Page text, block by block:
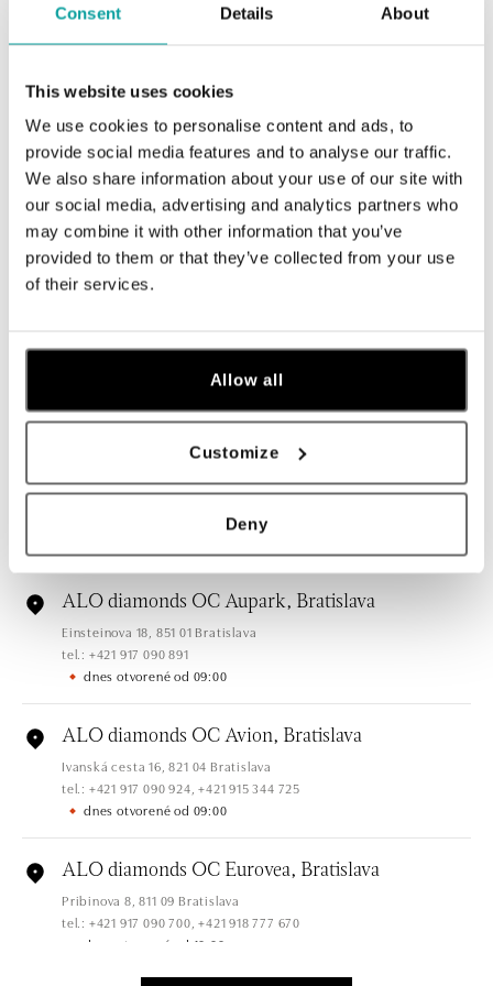
Consent Details About
This website uses cookies
We use cookies to personalise content and ads, to
provide social media features and to analyse our traffic.
We also share information about your use of our site with
our social media, advertising and analytics partners who
may combine it with other information that you’ve
provided to them or that they’ve collected from your use
of their services.
Allow all
Customize
Deny
ALO BUTIKY
Navštívte naše butiky
Všetky Česko Slovensko
ALO diamonds Hilton, Košice
Hlavná 123/1, 040 01 Košice
tel.: +421 911 854 322, +421 917 869 485
ALO diamonds OC Aupark, Bratislava
Einsteinova 18, 851 01 Bratislava
tel.: +421 917 090 891
dnes otvorené od 09:00
ALO diamonds OC Avion, Bratislava
Ivanská cesta 16, 821 04 Bratislava
tel.: +421 917 090 924, +421 915 344 725
dnes otvorené od 09:00
ALO diamonds OC Eurovea, Bratislava
Pribinova 8, 811 09 Bratislava
tel.: +421 917 090 700, +421 918 777 670
dnes otvorené od 10:00